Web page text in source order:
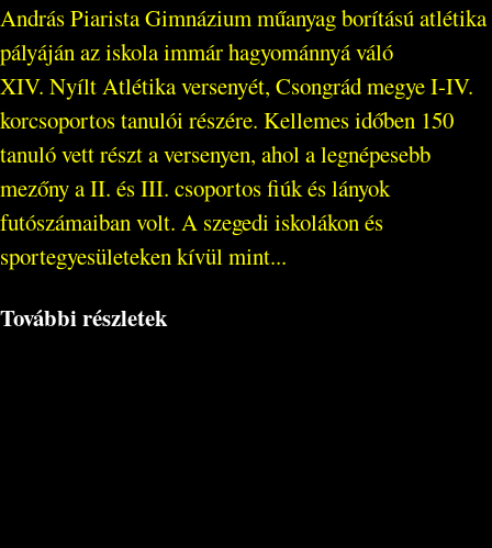
András Piarista Gimnázium műanyag borítású atlétika
pályáján az iskola immár hagyománnyá váló
XIV. Nyílt Atlétika versenyét, Csongrád megye I-IV.
korcsoportos tanulói részére. Kellemes időben 150
tanuló vett részt a versenyen, ahol a legnépesebb
mezőny a II. és III. csoportos fiúk és lányok
futószámaiban volt. A szegedi iskolákon és
sportegyesületeken kívül mint...
További részletek